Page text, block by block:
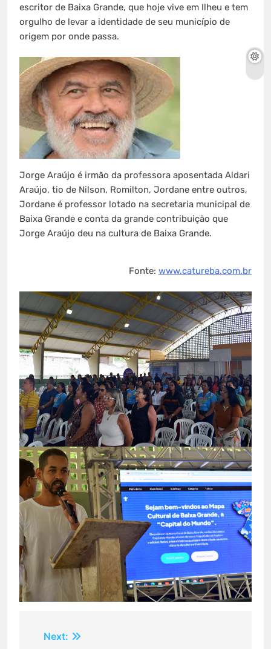
escritor de Baixa Grande, que hoje vive em Ilheu e tem
orgulho de levar a identidade de seu município de
origem por onde passa.
Jorge Araújo é irmão da professora aposentada Aldari
Araújo, tio de Nilson, Romilton, Jordane entre outros,
Jordane é professor lotado na secretaria municipal de
Baixa Grande e conta da grande contribuição que
Jorge Araújo deu na cultura de Baixa Grande.
Fonte: www.catureba.com.br
Navegação
Next: